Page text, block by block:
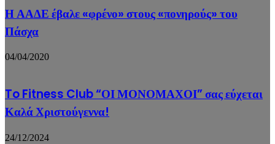
Η ΑΑΔΕ έβαλε «φρένο» στους «πονηρούς» του
Πάσχα
04/04/2020
To Fitness Club “ΟΙ ΜΟΝΟΜΑΧΟΙ” σας εύχεται
Καλά Χριστούγεννα!
24/12/2024